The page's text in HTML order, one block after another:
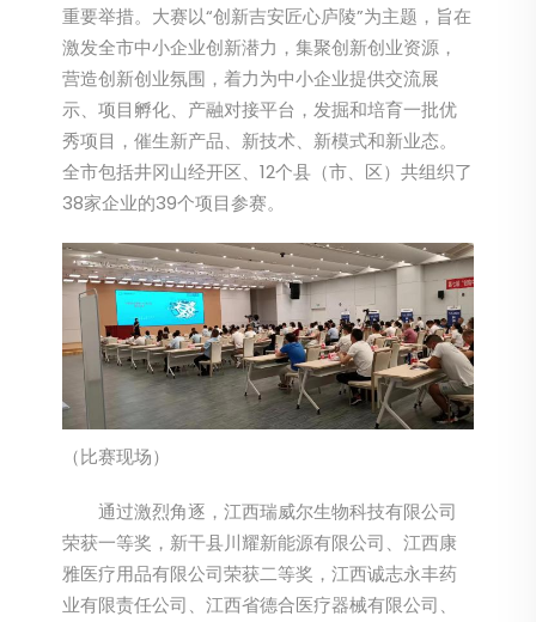
重要举措。大赛以“创新吉安匠心庐陵”为主题，旨在
激发全市中小企业创新潜力，集聚创新创业资源，
营造创新创业氛围，着力为中小企业提供交流展
示、项目孵化、产融对接平台，发掘和培育一批优
秀项目，催生新产品、新技术、新模式和新业态。
全市包括井冈山经开区、12个县（市、区）共组织了
38家企业的39个项目参赛。
（比赛现场）​
通过激烈角逐，江西瑞威尔生物科技有限公司
荣获一等奖，新干县川耀新能源有限公司、江西康
雅医疗用品有限公司荣获二等奖，江西诚志永丰药
业有限责任公司、江西省德合医疗器械有限公司、